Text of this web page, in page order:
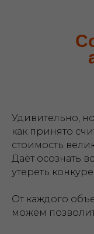
Удивительно,
как принято
стоимость
Даёт осознать
утереть
От каждого
можем